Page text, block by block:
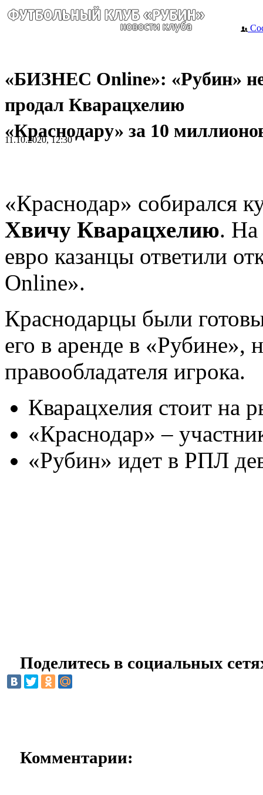
«БИЗНЕС Online»: «Рубин»
продал Кварацхелию
«Краснодару» за 10
11.10.2020, 12:30
«Краснодар» собирался
Хвичу Кварацхелию. На
евро казанцы ответили
Online».
Краснодарцы были
его в аренде в «Рубине»,
правообладателя игрока.
Кварацхелия стоит на
«Краснодар» –
«Рубин» идет в РПЛ
Поделитесь в социальных
Комментарии: